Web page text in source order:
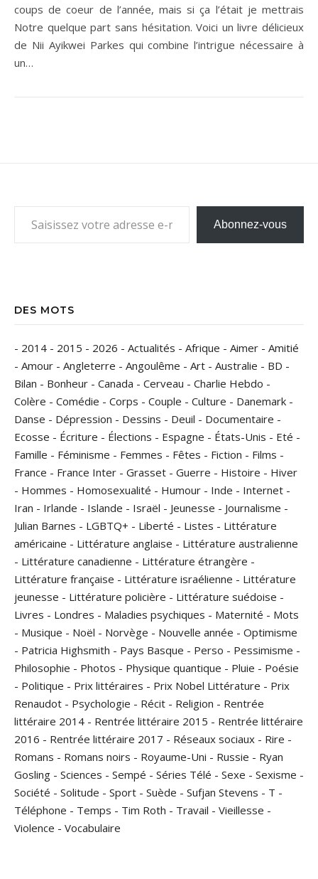
coups de coeur de l’année, mais si ça l’était je mettrais
Notre quelque part sans hésitation. Voici un livre délicieux
de Nii Ayikwei Parkes qui combine l’intrigue nécessaire à
un…
Abonnez-vous
DES MOTS
- 2014 - 2015 - 2026 - Actualités - Afrique - Aimer - Amitié
- Amour - Angleterre - Angoulême - Art - Australie - BD -
Bilan - Bonheur - Canada - Cerveau - Charlie Hebdo -
Colère - Comédie - Corps - Couple - Culture - Danemark -
Danse - Dépression - Dessins - Deuil - Documentaire -
Ecosse - Écriture - Élections - Espagne - États-Unis - Eté -
Famille - Féminisme - Femmes - Fêtes - Fiction - Films -
France - France Inter - Grasset - Guerre - Histoire - Hiver
- Hommes - Homosexualité - Humour - Inde - Internet -
Iran - Irlande - Islande - Israël - Jeunesse - Journalisme -
Julian Barnes - LGBTQ+ - Liberté - Listes - Littérature
américaine - Littérature anglaise - Littérature australienne
- Littérature canadienne - Littérature étrangère -
Littérature française - Littérature israélienne - Littérature
jeunesse - Littérature policière - Littérature suédoise -
Livres - Londres - Maladies psychiques - Maternité - Mots
- Musique - Noël - Norvège - Nouvelle année - Optimisme
- Patricia Highsmith - Pays Basque - Perso - Pessimisme -
Philosophie - Photos - Physique quantique - Pluie - Poésie
- Politique - Prix littéraires - Prix Nobel Littérature - Prix
Renaudot - Psychologie - Récit - Religion - Rentrée
littéraire 2014 - Rentrée littéraire 2015 - Rentrée littéraire
2016 - Rentrée littéraire 2017 - Réseaux sociaux - Rire -
Romans - Romans noirs - Royaume-Uni - Russie - Ryan
Gosling - Sciences - Sempé - Séries Télé - Sexe - Sexisme -
Société - Solitude - Sport - Suède - Sufjan Stevens - T -
Téléphone - Temps - Tim Roth - Travail - Vieillesse -
Violence - Vocabulaire